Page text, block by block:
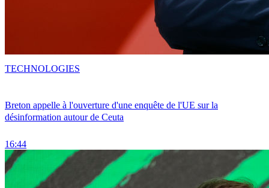
Breton appelle à l'ouverture d'une enquête de l'UE sur la
désinformation autour de Ceuta
16:44
TECHNOLOGIES